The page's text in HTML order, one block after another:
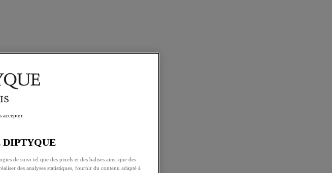
DIPTYQUE
de suivi tel que des pixels et des balises ainsi que des
des analyses statistiques, fournir du contenu adapté à
accepter